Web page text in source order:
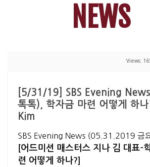
NEWS
Views:
[5/31/19] SBS Evening
톡톡), 학자금 마련 어떻게 하
Kim
SBS Evening News (05.31.2019 금
[어드미션 매스터스 지나 김 대표-
련 어떻게 하나?]